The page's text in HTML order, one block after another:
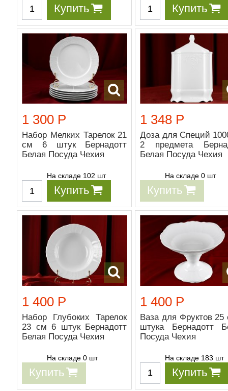
Купить Купить
1 300 Р
Набор Мелких Тарелок 21
см 6 штук Бернадотт
Белая Посуда Чехия
На складе 102 шт
Купить
1 348 Р
Доза для Специй
2 предмета
Белая Посуда Чехия
На складе 0 шт
Купить
1 400 Р
Набор Глубоких Тарелок
23 см 6 штук Бернадотт
Белая Посуда Чехия
На складе 0 шт
Купить
1 400 Р
Ваза для Фруктов 25
штука Бернадотт
Посуда Чехия
На складе 183 шт
Купить